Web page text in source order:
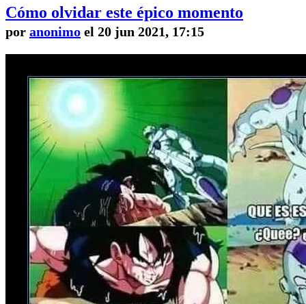
Cómo olvidar este épico momento
por anonimo el 20 jun 2021, 17:15